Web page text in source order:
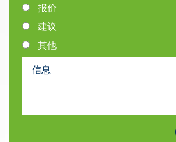
报价
建议
其他